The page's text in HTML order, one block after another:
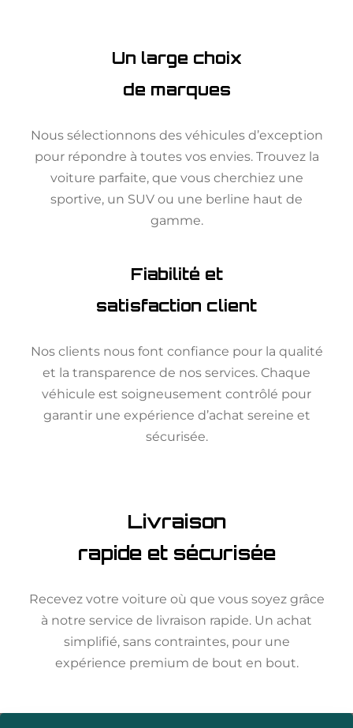
Un large choix
de marques
Nous sélectionnons des véhicules d’exception
pour répondre à toutes vos envies. Trouvez la
voiture parfaite, que vous cherchiez une
sportive, un SUV ou une berline haut de
gamme.
Fiabilité et
satisfaction client
Nos clients nous font confiance pour la qualité
et la transparence de nos services. Chaque
véhicule est soigneusement contrôlé pour
garantir une expérience d’achat sereine et
sécurisée.
Livraison
rapide et sécurisée
Recevez votre voiture où que vous soyez grâce
à notre service de livraison rapide. Un achat
simplifié, sans contraintes, pour une
expérience premium de bout en bout.